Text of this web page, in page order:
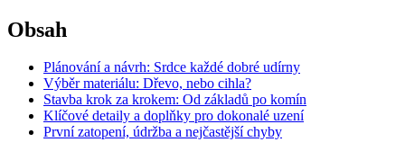
Obsah
Plánování a návrh: Srdce každé dobré udírny
Výběr materiálu: Dřevo, nebo cihla?
Stavba krok za krokem: Od základů po komín
Klíčové detaily a doplňky pro dokonalé uzení
První zatopení, údržba a nejčastější chyby